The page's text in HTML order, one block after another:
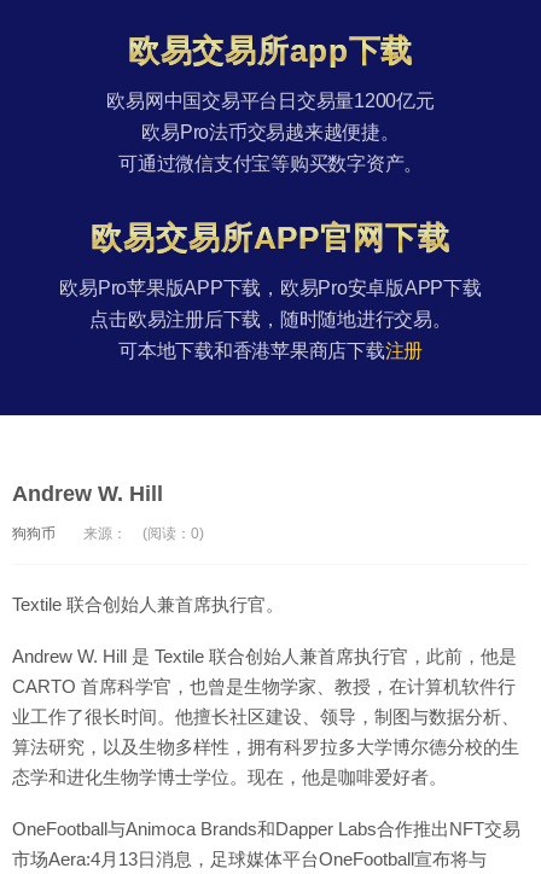
欧易交易所app下载
欧易网中国交易平台日交易量1200亿元
欧易Pro法币交易越来越便捷。
可通过微信支付宝等购买数字资产。
欧易交易所APP官网下载
欧易Pro苹果版APP下载，欧易Pro安卓版APP下载
点击欧易注册后下载，随时随地进行交易。
可本地下载和香港苹果商店下载注册
Andrew W. Hill
狗狗币 来源： (阅读：0)
Textile 联合创始人兼首席执行官。
Andrew W. Hill 是 Textile 联合创始人兼首席执行官，此前，他是
CARTO 首席科学官，也曾是生物学家、教授，在计算机软件行
业工作了很长时间。他擅长社区建设、领导，制图与数据分析、
算法研究，以及生物多样性，拥有科罗拉多大学博尔德分校的生
态学和进化生物学博士学位。现在，他是咖啡爱好者。
OneFootball与Animoca Brands和Dapper Labs合作推出NFT交易
市场Aera:4月13日消息，足球媒体平台OneFootball宣布将与